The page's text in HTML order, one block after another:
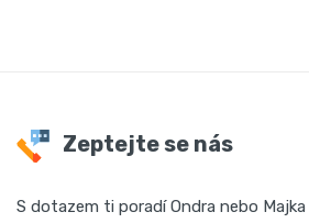
Zeptejte se nás
S dotazem ti poradí Ondra nebo Majka